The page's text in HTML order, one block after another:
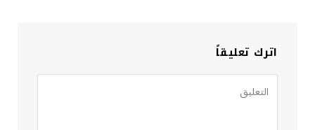
اترك تعليقاً